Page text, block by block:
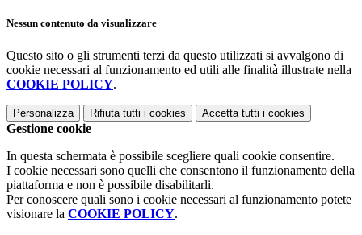
Nessun contenuto da visualizzare
Questo sito o gli strumenti terzi da questo utilizzati si avvalgono di
cookie necessari al funzionamento ed utili alle finalità illustrate nella
COOKIE POLICY.
Personalizza Rifiuta tutti i cookies Accetta tutti i cookies
Gestione cookie
In questa schermata è possibile scegliere quali cookie consentire.
I cookie necessari sono quelli che consentono il funzionamento della
piattaforma e non è possibile disabilitarli.
Per conoscere quali sono i cookie necessari al funzionamento potete
visionare la COOKIE POLICY.